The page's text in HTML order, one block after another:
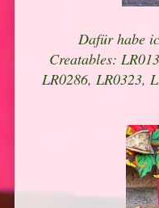
Dafür habe
Creatables:
LR0286, LR0323,